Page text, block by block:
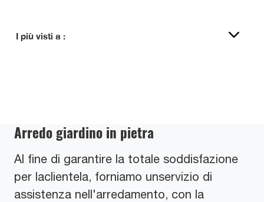
I più visti a :
Arredo giardino in pietra
Al fine di garantire la totale soddisfazione
per laclientela, forniamo unservizio di
assistenza nell'arredamento, con la